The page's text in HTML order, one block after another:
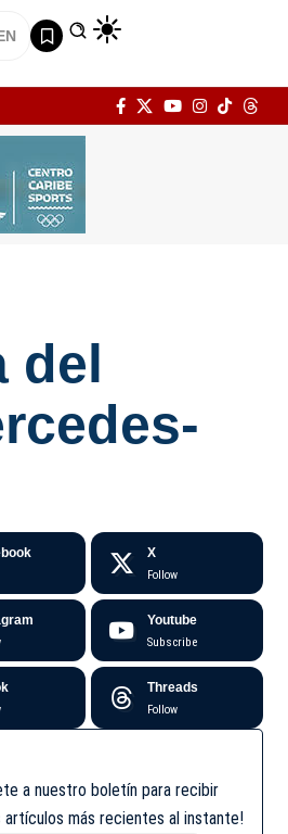
del
X
Follow
Youtube
Subscribe
Threads
Follow
a nuestro boletín para recibir
artículos más recientes al instante!